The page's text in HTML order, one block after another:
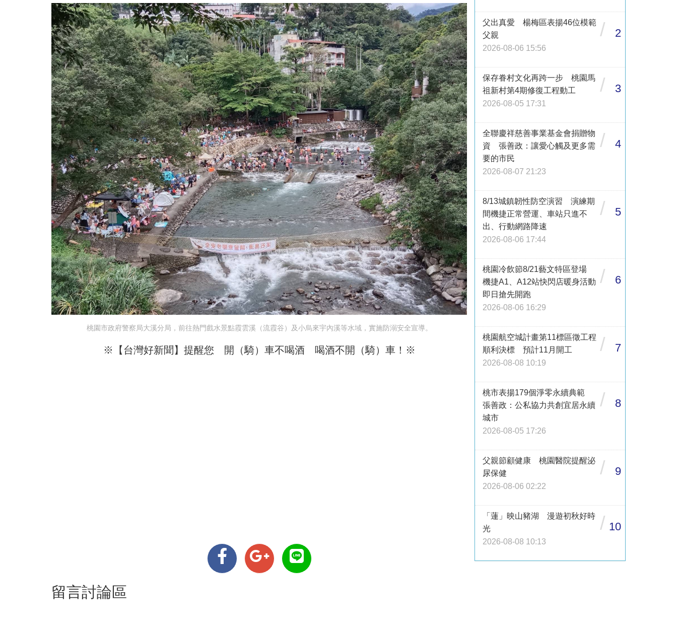
桃園市政府警察局大溪分局，前往熱門戲水景點霞雲溪（流霞谷）及小烏來宇內溪等水域，實施防溺安全宣導。
※【台灣好新聞】提醒您 開（騎）車不喝酒 喝酒不開（騎）車！※
留言討論區
父出真愛 楊梅區表揚46位模範
父親
2026-08-06 15:56
/ 2
保存眷村文化再跨一步 桃園馬
祖新村第4期修復工程動工
2026-08-05 17:31
/ 3
全聯慶祥慈善事業基金會捐贈物
資 張善政：讓愛心觸及更多需
要的市民
2026-08-07 21:23
/ 4
8/13城鎮韌性防空演習 演練期
間機捷正常營運、車站只進不
出、行動網路降速
2026-08-06 17:44
/ 5
桃園冷飲節8/21藝文特區登場
機捷A1、A12站快閃店暖身活動
即日搶先開跑
2026-08-06 16:29
/ 6
桃園航空城計畫第11標區徵工程
順利決標 預計11月開工
2026-08-08 10:19
/ 7
桃市表揚179個淨零永續典範
張善政：公私協力共創宜居永續
城市
2026-08-05 17:26
/ 8
父親節顧健康 桃園醫院提醒泌
尿保健
2026-08-06 02:22
/ 9
「蓮」映山豬湖 漫遊初秋好時
光
2026-08-08 10:13
/ 10